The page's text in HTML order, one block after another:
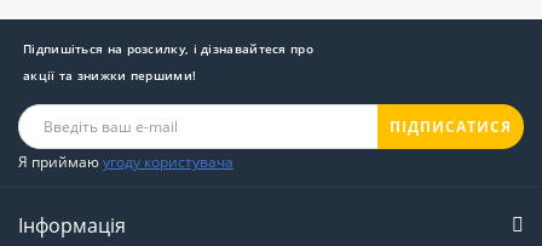
Підпишіться на розсилку, і дізнавайтеся про
акції та знижки першими!
ПІДПИСАТИСЯ
Я приймаюугоду користувача
Інформація